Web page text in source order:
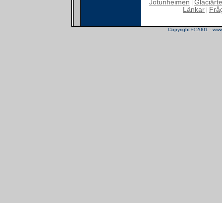
Jotunheimen
Länkar
Copyright © 2001 -